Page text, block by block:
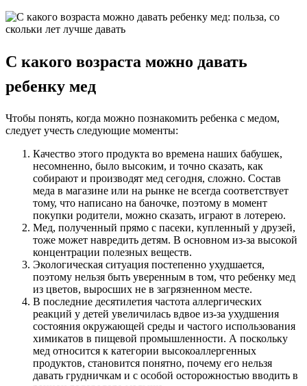
С какого возраста можно давать
ребенку мед
Чтобы понять, когда можно познакомить ребенка с медом,
следует учесть следующие моменты:
Качество этого продукта во времена наших бабушек,
несомненно, было высоким, и точно сказать, как
собирают и производят мед сегодня, сложно. Состав
меда в магазине или на рынке не всегда соответствует
тому, что написано на баночке, поэтому в момент
покупки родители, можно сказать, играют в лотерею.
Мед, полученный прямо с пасеки, купленный у друзей,
тоже может навредить детям. В основном из-за высокой
концентрации полезных веществ.
Экологическая ситуация постепенно ухудшается,
поэтому нельзя быть уверенным в том, что ребенку мед
из цветов, выросших не в загрязненном месте.
В последние десятилетия частота аллергических
реакций у детей увеличилась вдвое из-за ухудшения
состояния окружающей среды и частого использования
химикатов в пищевой промышленности. А поскольку
мед относится к категории высокоаллергенных
продуктов, становится понятно, почему его нельзя
давать грудничкам и с особой осторожностью вводить в